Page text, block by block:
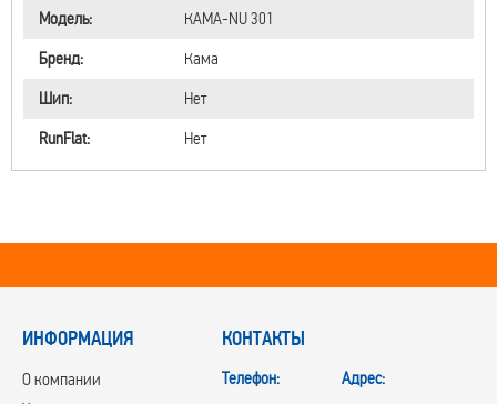
Модель:
КАМА-NU 301
Бренд:
Кама
Шип:
Нет
RunFlat:
Нет
ИНФОРМАЦИЯ
О компании
КОНТАКТЫ
Телефон:
Адрес: